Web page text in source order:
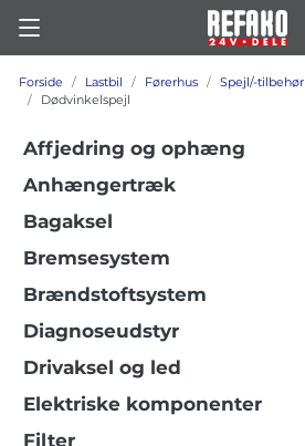
Forside Lastbil Førerhus
Spejl/-tilbehør
Dødvinkelspejl
Affjedring og ophæng
Anhængertræk
Bagaksel
Bremsesystem
Brændstoftsystem
Diagnoseudstyr
Drivaksel og led
Elektriske komponenter
Filter